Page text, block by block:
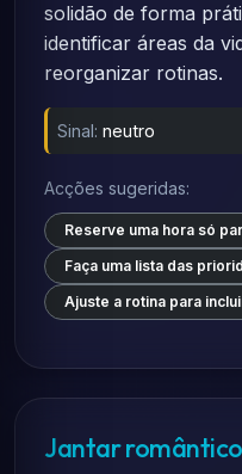
solidão de forma
identificar áreas da
reorganizar rotinas.
Sinal: neutro
Acções sugeridas:
Reserve uma hora só
Faça uma lista das
Ajuste a rotina para
Jantar romântico